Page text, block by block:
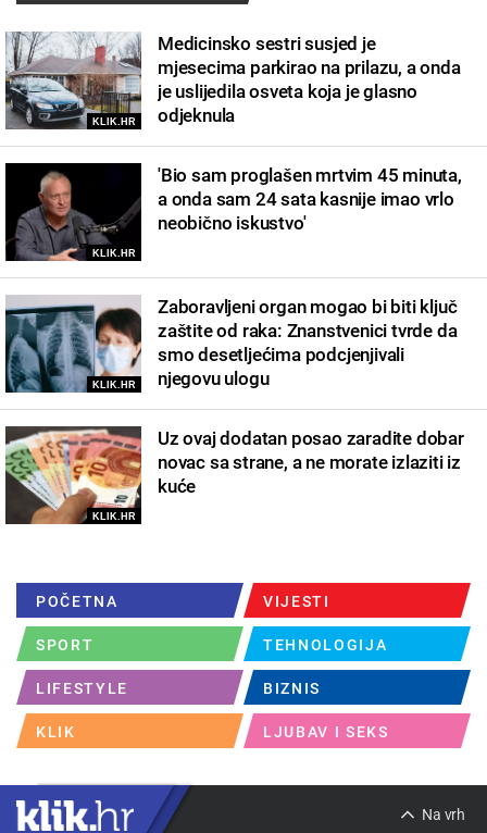
KLIK.HR
Medicinsko sestri susjed je
mjesecima parkirao na prilazu, a onda
je uslijedila osveta koja je glasno
odjeknula
KLIK.HR
'Bio sam proglašen mrtvim 45 minuta,
a onda sam 24 sata kasnije imao vrlo
neobično iskustvo'
KLIK.HR
Zaboravljeni organ mogao bi biti ključ
zaštite od raka: Znanstvenici tvrde da
smo desetljećima podcjenjivali
njegovu ulogu
KLIK.HR
Uz ovaj dodatan posao zaradite dobar
novac sa strane, a ne morate izlaziti iz
kuće
POČETNA VIJESTI
SPORT TEHNOLOGIJA
LIFESTYLE BIZNIS
KLIK LJUBAV I SEKS
Na vrh